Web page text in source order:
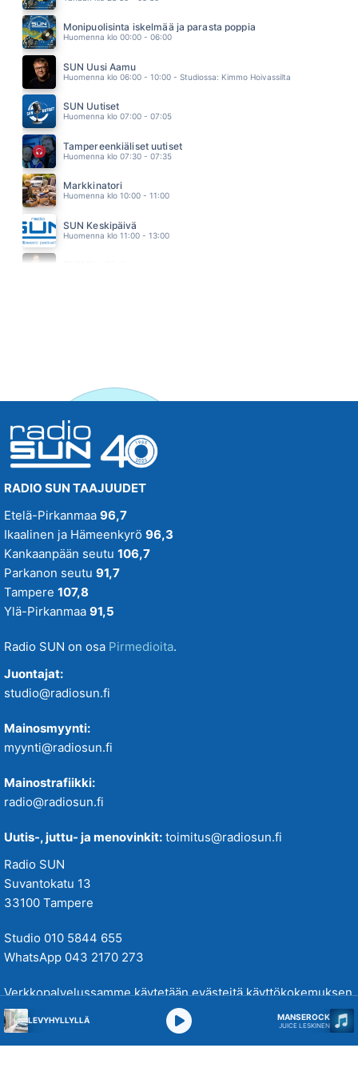
TOMMI LÄNTINEN
12.08
RESSU REDFORD
12.03
Monipuolisinta iskelmää ja parasta poppia
Huomenna klo 00:00 - 06:00
SUN Uusi Aamu
Huomenna klo 06:00 - 10:00 - Studiossa: Kimmo Hoivassilta
SUN Uutiset
Huomenna klo 07:00 - 07:05
Tampereenkiäliset uutiset
Huomenna klo 07:30 - 07:35
Markkinatori
Huomenna klo 10:00 - 11:00
SUN Keskipäivä
Huomenna klo 11:00 - 13:00
RADIO SUN TAAJUUDET
Etelä-Pirkanmaa 96,7
Ikaalinen ja Hämeenkyrö 96,3
Kankaanpään seutu 106,7
Parkanon seutu 91,7
Tampere 107,8
Ylä-Pirkanmaa 91,5
Radio SUN on osa Pirmedioita.
Juontajat:
studio@radiosun.fi
Mainosmyynti:
myynti@radiosun.fi
Mainostrafiikki:
radio@radiosun.fi
Uutis-, juttu- ja menovinkit: toimitus@radiosun.fi
Radio SUN
Suvantokatu 13
33100 Tampere
Studio 010 5844 655
WhatsApp 043 2170 273
Verkkopalvelussamme käytetään evästeitä käyttökokemuksen
parantamiseksi. Tutustu tietosuojakäytäntöihimmetäällä.
LEVYHYLLYLLÄ MANSEROCK
JUICE LESKINEN